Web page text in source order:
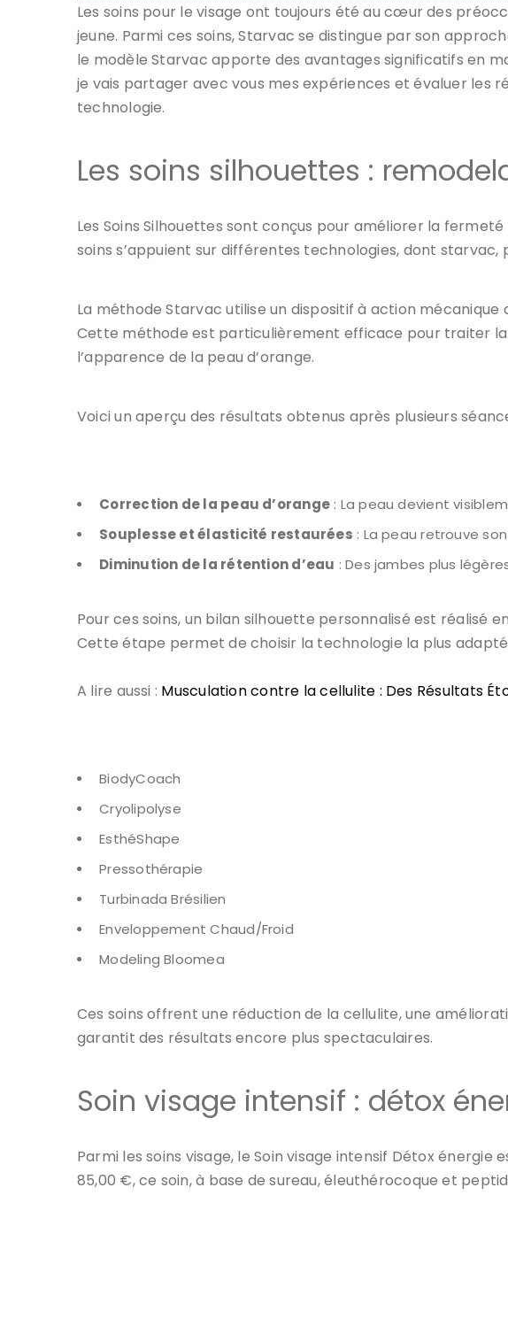
Les soins pour le visage ont toujours été au cœur des
jeune. Parmi ces soins,Starvac se distingue par son
le modèle Starvac apporte des avantages significatifs en
je vais partager avec vous mes expériences et évaluer les
technologie.
Les soins silhouettes :
Les Soins Silhouettes sont conçus pour améliorer la
soins s’appuient sur différentes technologies, dont starvac,
La méthodeStarvac utilise un dispositif à action
Cette méthode est particulièrement efficace pour traiter la
l’apparence de la peau d’orange.
Voici un aperçu des résultats obtenus après plusieurs
Correction de la peau d’orange: La peau devient
Souplesse et élasticité restaurées : La peau retrouve
Diminution de la rétention d’eau : Des jambes plus
Pour ces soins, un bilan silhouette personnalisé est réalisé
Cette étape permet de choisir la technologie la plus
A lire aussi : Musculation contre la cellulite : Des Résultats
BiodyCoach
Cryolipolyse
EsthéShape
Pressothérapie
Turbinada Brésilien
Enveloppement Chaud/Froid
Modeling Bloomea
Ces soins offrent une réduction de la cellulite, une
garantit des résultats encore plus spectaculaires.
Soin visage intensif : détox
Parmi les soins visage, leSoin visage intensif Détox énergie
85,00 €, ce soin, à base de sureau, éleuthérocoque et